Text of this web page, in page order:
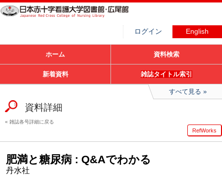
ログイン English
ホーム 資料検索
新着資料 雑誌タイトル索引
すべて見る
資料詳細
雑誌各号詳細に戻る
RefWorks
肥満と糖尿病 : Q&Aでわかる
丹水社